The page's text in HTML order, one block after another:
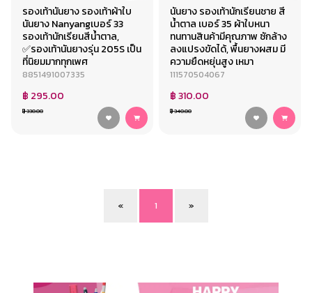
รองเท้านันยาง รองเท้าผ้าใบ
นันยาง Nanyangเบอร์ 33
รองเท้านักเรียนสีน้ำตาล,
✅รองเท้านันยางรุ่น 205S เป็น
ที่นิยมมากทุกเพศ
8851491007335
฿ 295.00
฿ 330.00
นันยาง รองเท้านักเรียนชาย สี
น้ำตาล เบอร์ 35 ผ้าใบหนา
ทนทานสินค้ามีคุณภาพ ซักล้าง
ลงแปรงขัดได้, พื้นยางผสม มี
ความยืดหยุ่นสูง เหมา
111570504067
฿ 310.00
฿ 340.00
« 1 »